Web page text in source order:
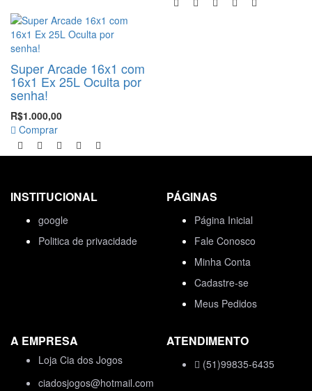
Super Arcade 16x1 com
16x1 Ex 25L Oculta por
senha!
R$1.000,00
Comprar
INSTITUCIONAL
google
Politica de privacidade
PÁGINAS
Página Inicial
Fale Conosco
Minha Conta
Cadastre-se
Meus Pedidos
A EMPRESA
Loja Cia dos Jogos
ciadosjogos@hotmail.com
ATENDIMENTO
(51)99835-6435